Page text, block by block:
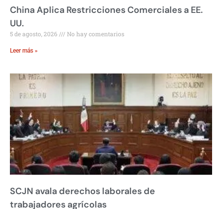
China Aplica Restricciones Comerciales a EE.
UU.
5 de agosto, 2026 No hay comentarios
Leer más »
SCJN avala derechos laborales de
trabajadores agrícolas